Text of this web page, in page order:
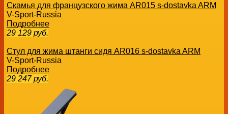
Скамья для французского жима AR015 s-dostavka ARM
V-Sport-Russia
Подробнее
29 129 руб.
Стул для жима штанги сидя AR016 s-dostavka ARM
V-Sport-Russia
Подробнее
29 247 руб.